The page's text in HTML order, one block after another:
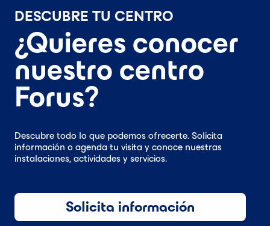
DESCUBRE TU CENTRO
¿Quieres conocer
nuestro centro
Forus?
Descubre todo lo que podemos ofrecerte. Solicita
información o agenda tu visita y conoce nuestras
instalaciones, actividades y servicios.
Solicita información